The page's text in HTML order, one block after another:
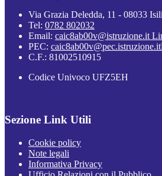
Via Grazia Deledda, 11 - 08033 Isili
Tel: 0782 802032
Email: caic8ab00v@istruzione.it
PEC: caic8ab00v@pec.istruzione.it
C.F.: 81002510915
Codice Univoco UFZ5EH
Sezione Link Utili
Cookie policy
Note legali
Informativa Privacy